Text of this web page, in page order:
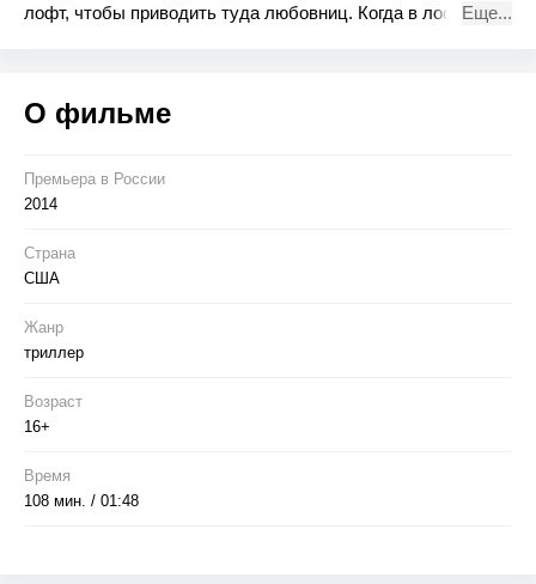
лофт, чтобы приводить туда любовниц. Когда в лофтеЕще...
О фильме
Премьера в Росcии
2014
Страна
США
Жанр
триллер
Возраст
16+
Время
108 мин. / 01:48